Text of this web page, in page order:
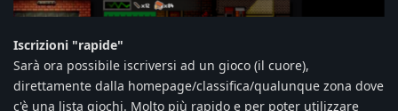
Iscrizioni "rapide"
Sarà ora possibile iscriversi ad un gioco (il cuore),
direttamente dalla homepage/classifica/qualunque zona dove
c'è una lista giochi. Molto più rapido e per poter utilizzare